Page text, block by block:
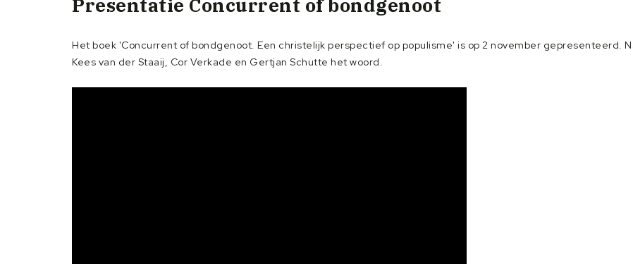
Presentatie Concurrent of bondgenoot
Het boek 'Concurrent of bondgenoot. Een christelijk perspectief op populisme' is op 2 november gepresenteerd.
Kees van der Staaij, Cor Verkade en Gertjan Schutte het woord.